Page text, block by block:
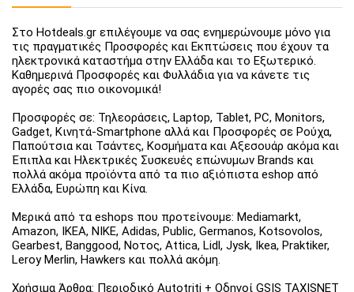
Στο Hotdeals.gr επιλέγουμε να σας ενημερώνουμε μόνο για
τις πραγματικές Προσφορές και Εκπτώσεις που έχουν τα
ηλεκτρονικά καταστήμα στην Ελλάδα και το Εξωτερικό.
Καθημερινά Προσφορές και Φυλλάδια για να κάνετε τις
αγορές σας πιο οικονομικά!
Προσφορές σε: Τηλεοράσεις, Laptop, Tablet, PC, Monitors,
Gadget, Κινητά-Smartphone αλλά και Προσφορές σε Ρούχα,
Παπούτσια και Τσάντες, Κοσμήματα και Αξεσουάρ ακόμα και
Έπιπλα και Ηλεκτρικές Συσκευές επώνυμων Brands και
πολλά ακόμα προϊόντα από τα πιο αξιόπιστα eshop από
Ελλάδα, Ευρώπη και Κίνα.
Μερικά από τα eshops που προτείνουμε: Mediamarkt,
Amazon, IKEA, NIKE, Adidas, Public, Germanos, Kotsovolos,
Gearbest, Banggood, Νοτος, Attica, Lidl, Jysk, Ikea, Praktiker,
Leroy Merlin, Hawkers και πολλά ακόμη.
Χρήσιμα Άρθρα: Περιοδικό Autotriti + Οδηγοί GSIS TAXISNET